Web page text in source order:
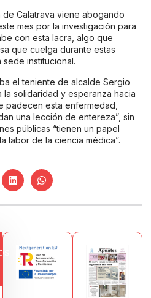
de Calatrava viene abogando
mes por la investigación para
con esta lacra, algo que
que cuelga durante estas
institucional.
el teniente de alcalde Sergio
la solidaridad y esperanza hacia
padecen esta enfermedad,
una lección de entereza”, sin
públicas “tienen un papel
labor de la ciencia médica”.